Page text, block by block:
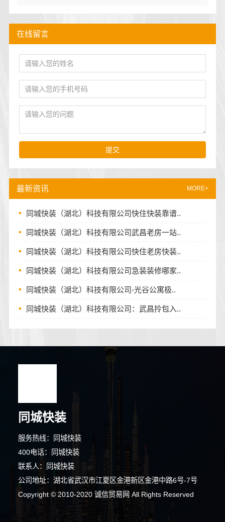
最新资讯 MORE+
同城快装（湖北）科技有限公司快住快装靠谱..
同城快装（湖北）科技有限公司武昌老房一站..
同城快装（湖北）科技有限公司快住老房快装..
同城快装（湖北）科技有限公司急装装修哪家..
同城快装（湖北）科技有限公司-光谷公寓极..
同城快装（湖北）科技有限公司：武昌拎包入..
在线留言
提交
同城快装
服务热线：同城快装
400电话：同城快装
联系人：同城快装
公司地址：湖北省武汉市江夏区金港新区金港中路6号-7号
Copyright © 2010-2020 诚信贸易网 All Rights Reserved
5分钟前 林小姐 正在咨询
3分钟前 林先生 正在咨询